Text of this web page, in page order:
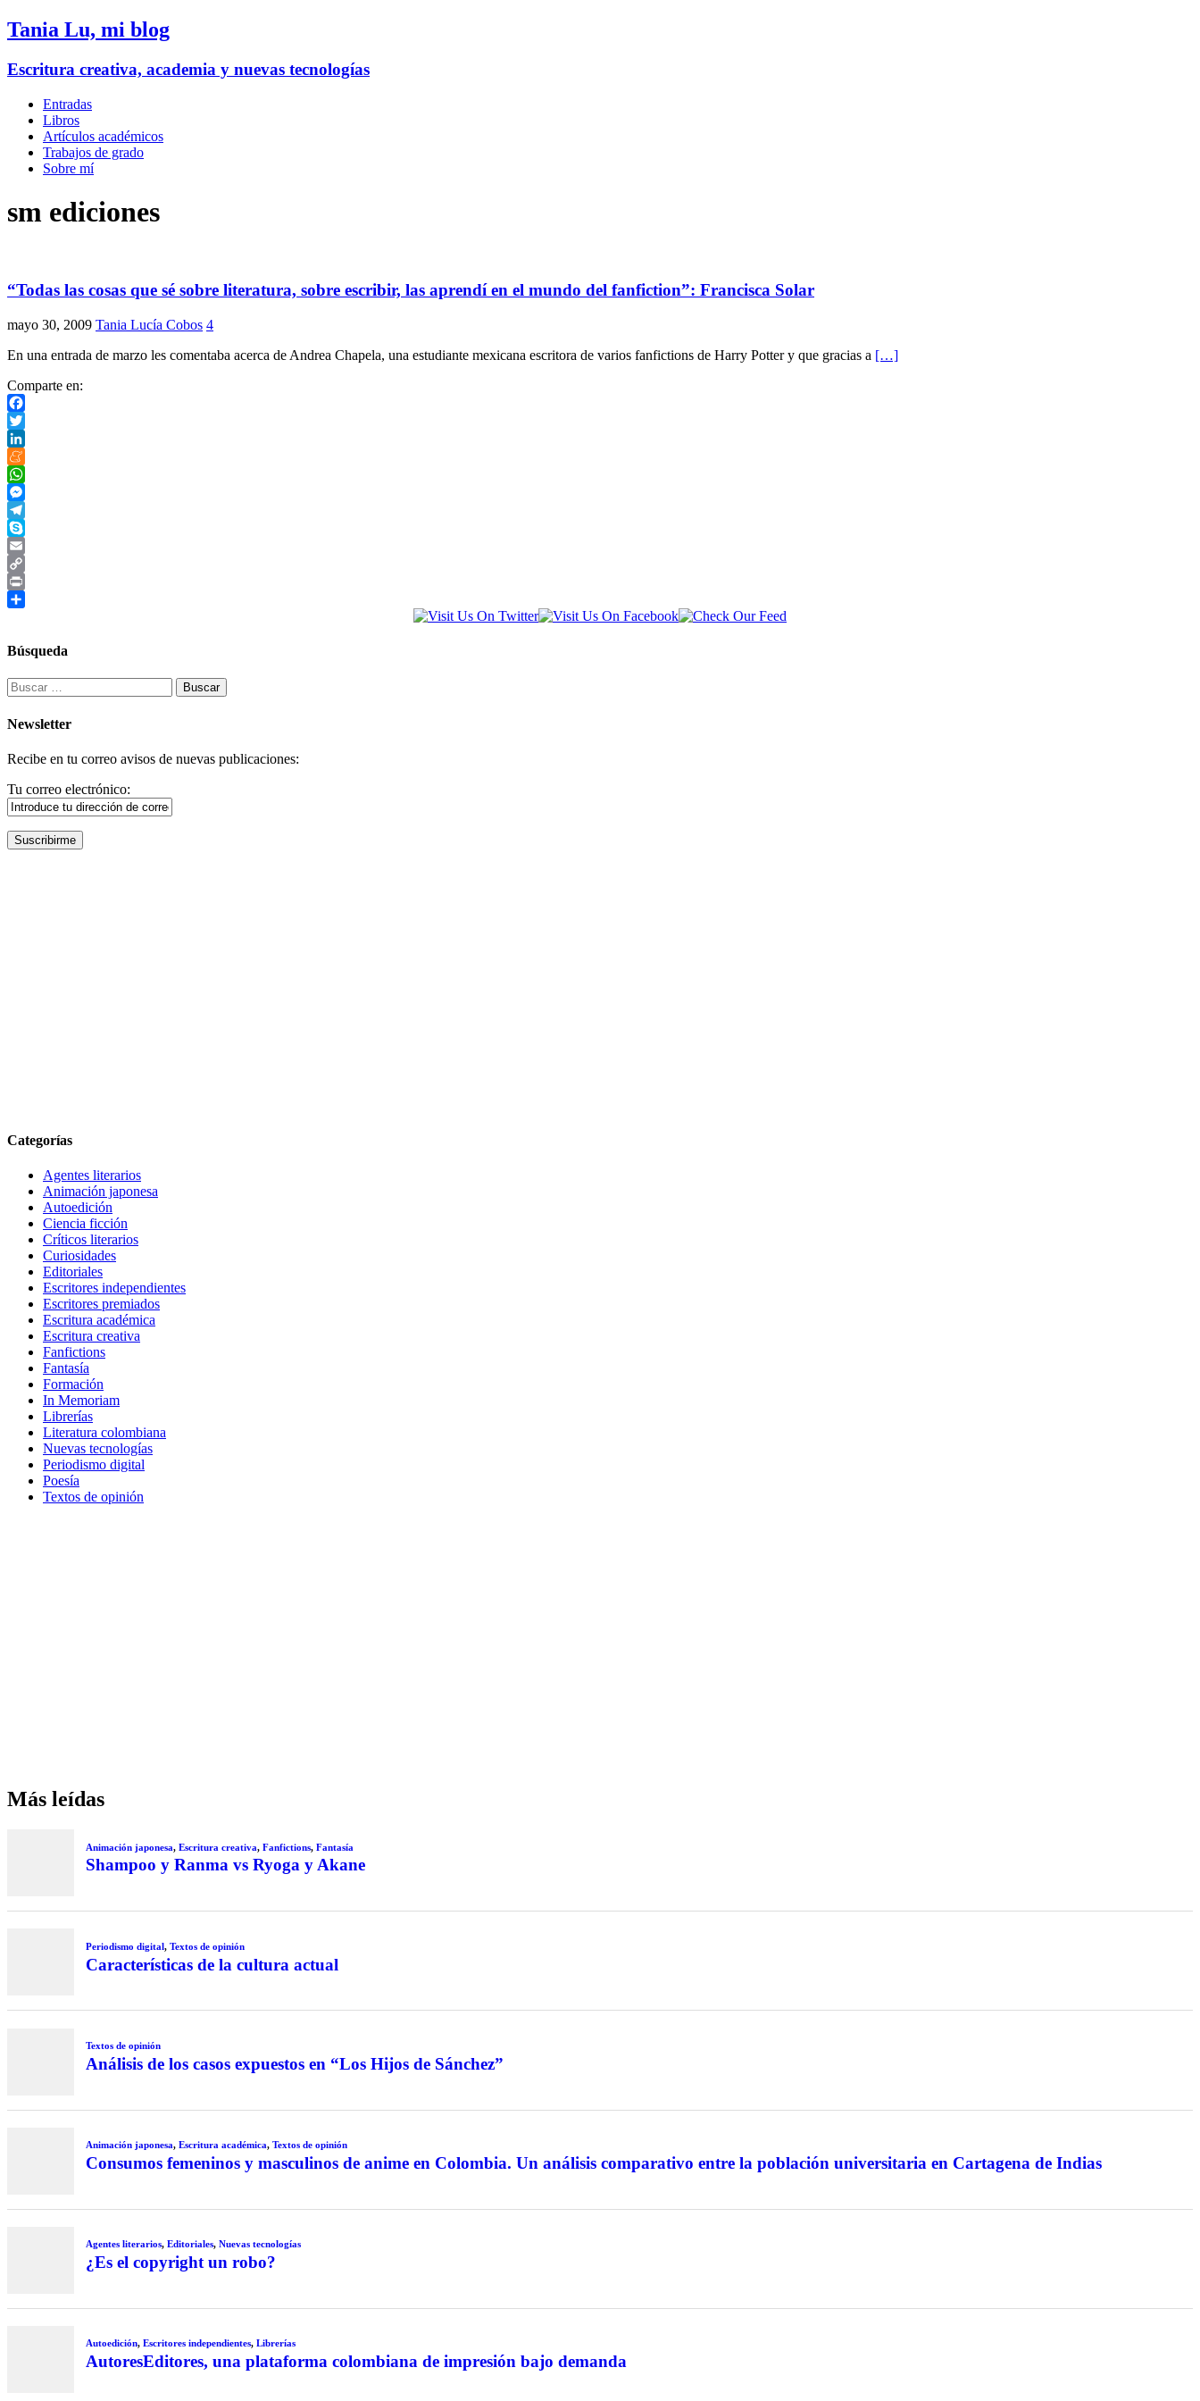
Tania Lu, mi blog
Escritura creativa, academia y nuevas tecnologías
Entradas
Libros
Artículos académicos
Trabajos de grado
Sobre mí
sm ediciones
“Todas las cosas que sé sobre literatura, sobre escribir, las aprendí en el mundo del fanfiction”: Francisca Solar
mayo 30, 2009 Tania Lucía Cobos 4
En una entrada de marzo les comentaba acerca de Andrea Chapela, una estudiante mexicana escritora de varios fanfictions de Harry Potter y que gracias a […]
Comparte en:
Facebook
Twitter
LinkedIn
Meneame
WhatsApp
Messenger
Telegram
Skype
Email
Copy
Link
Print
Búsqueda
Buscar:
Newsletter
Recibe en tu correo avisos de nuevas publicaciones:
Tu correo electrónico:
Categorías
Agentes literarios
Animación japonesa
Autoedición
Ciencia ficción
Críticos literarios
Curiosidades
Editoriales
Escritores independientes
Escritores premiados
Escritura académica
Escritura creativa
Fanfictions
Fantasía
Formación
In Memoriam
Librerías
Literatura colombiana
Nuevas tecnologías
Periodismo digital
Poesía
Textos de opinión
Más leídas
Animación japonesa, Escritura creativa, Fanfictions, Fantasía
Shampoo y Ranma vs Ryoga y Akane
Periodismo digital, Textos de opinión
Características de la cultura actual
Textos de opinión
Análisis de los casos expuestos en “Los Hijos de Sánchez”
Animación japonesa, Escritura académica, Textos de opinión
Consumos femeninos y masculinos de anime en Colombia. Un análisis comparativo entre la población universitaria en Cartagena de Indias
Agentes literarios, Editoriales, Nuevas tecnologías
¿Es el copyright un robo?
Autoedición, Escritores independientes, Librerías
AutoresEditores, una plataforma colombiana de impresión bajo demanda